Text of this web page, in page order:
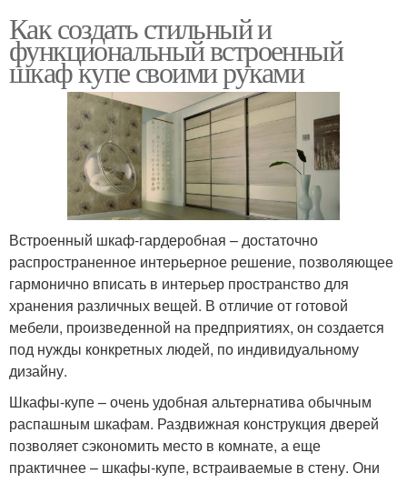
Как создать стильный и
функциональный встроенный
шкаф купе своими руками
Встроенный шкаф-гардеробная – достаточно
распространенное интерьерное решение, позволяющее
гармонично вписать в интерьер пространство для
хранения различных вещей. В отличие от готовой
мебели, произведенной на предприятиях, он создается
под нужды конкретных людей, по индивидуальному
дизайну.
Шкафы-купе – очень удобная альтернатива обычным
распашным шкафам. Раздвижная конструкция дверей
позволяет сэкономить место в комнате, а еще
практичнее – шкафы-купе, встраиваемые в стену. Они